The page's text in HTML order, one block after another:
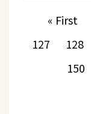
« First
127
128
150